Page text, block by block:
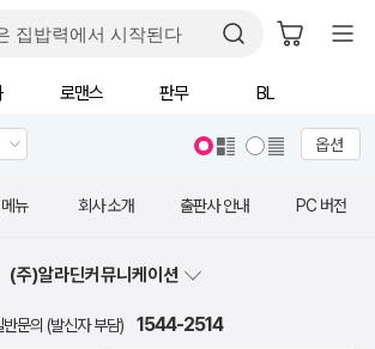
로맨스 판무 BL
옵션
뉴 회사 소개 출판사 안내 PC 버전
(주)알라딘커뮤니케이션
반문의 (발신자 부담) 1544-2514